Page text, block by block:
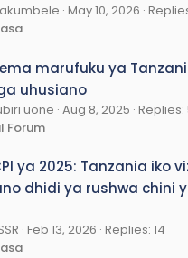
May 10, 2026
marufuku ya
uhusiano
uone Aug 8, 2025 Replies:
Forum
ya 2025: Tanzania iko
dhidi ya rushwa chini
Feb 13, 2026 Replies: 14